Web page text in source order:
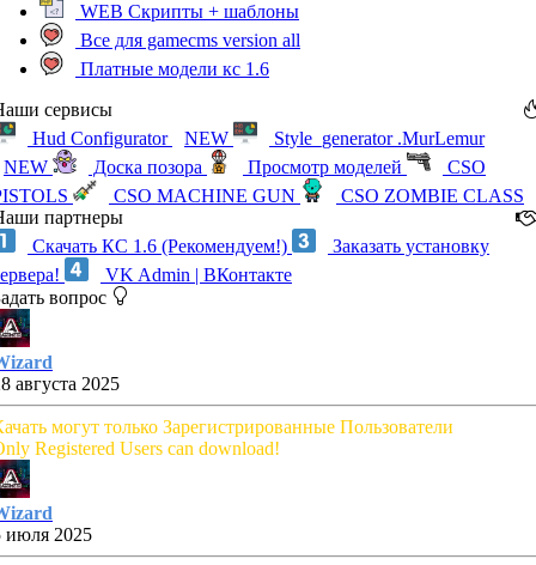
WEB Скрипты + шаблоны
Все для gamecms version all
Платные модели кс 1.6
сервисы
Hud Configurator
NEW
Style_generator .MurLemur
NEW
Доска позора Просмотр моделей
CSO
CSO MACHINE GUN
CSO ZOMBIE CLASS
партнеры
Скачать КС 1.6 (Рекомендуем!)
Заказать установку
VK Admin | ВКонтакте
вопрос
августа 2025
могут только Зарегистрированные Пользователи
Registered Users can download!
июля 2025